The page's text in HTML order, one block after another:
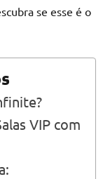
se esse é o
VIP com